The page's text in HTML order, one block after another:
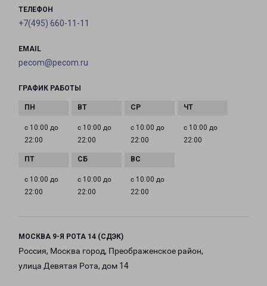
ТЕЛЕФОН
+7(495) 660-11-11
EMAIL
pecom@pecom.ru
ГРАФИК РАБОТЫ
с 10:00 до
22:00
с 10:00 до
22:00
с 10:00 до
22:00
с 10:00 до
22:00
с 10:00 до
22:00
с 10:00 до
22:00
с 10:00 до
22:00
МОСКВА 9-Я РОТА 14 (СДЭК)
Россия, Москва город, Преображенское район,
улица Девятая Рота, дом 14